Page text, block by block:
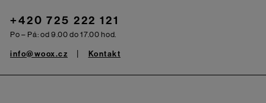
+420 725 222 121
Po – Pá: od 9.00 do 17.00 hod.
info@woox.cz Kontakt